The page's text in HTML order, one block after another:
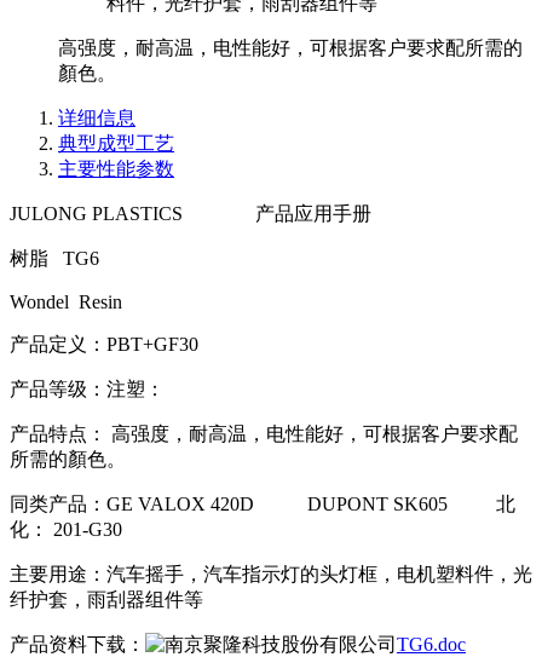
高强度，耐高温，电性能好，可根据客户要求配所需的
顏色。
详细信息
典型成型工艺
主要性能参数
JULONG PLASTICS 产品应用手册
树脂 TG6
Wondel Resin
产品定义：PBT+GF30
产品等级：注塑：
产品特点： 高强度，耐高温，电性能好，可根据客户要求配
所需的顏色。
同类产品：GE VALOX 420D DUPONT SK605 北
化： 201-G30
主要用途：汽车摇手，汽车指示灯的头灯框，电机塑料件，光
纤护套，雨刮器组件等
产品资料下载： TG6.doc